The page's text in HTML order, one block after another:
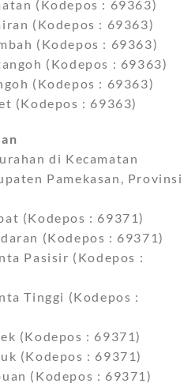
(Kodepos : 69363)
(Kodepos : 69363)
(Kodepos : 69363)
(Kodepos : 69363)
(Kodepos : 69363)
(Kodepos : 69363)
di Kecamatan
Pamekasan, Provinsi
(Kodepos : 69371)
(Kodepos : 69371)
Pasisir (Kodepos :
Tinggi (Kodepos :
(Kodepos : 69371)
(Kodepos : 69371)
(Kodepos : 69371)